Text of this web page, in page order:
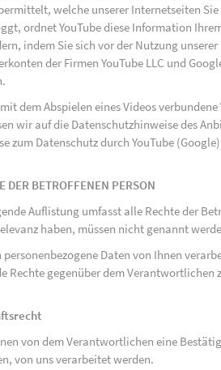
welche unserer Internetseiten
ordnet YouTube diese Information
indem Sie sich vor der Nutzung
der Firmen YouTube LLC und
dem Abspielen eines Videos
wir auf die Datenschutzhinweise des
zum Datenschutz durch YouTube
DER BETROFFENEN PERSON
Auflistung umfasst alle Rechte der
haben, müssen nicht genannt
personenbezogene Daten von Ihnen
Rechte gegenüber dem Verantwortlichen
von dem Verantwortlichen eine
von uns verarbeitet werden.